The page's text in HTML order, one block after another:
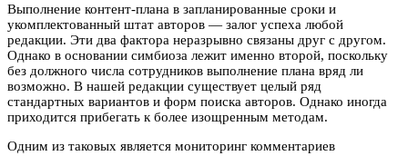
Выполнение контент-плана в запланированные сроки и
укомплектованный штат авторов — залог успеха любой
редакции. Эти два фактора неразрывно связаны друг с другом.
Однако в основании симбиоза лежит именно второй, поскольку
без должного числа сотрудников выполнение плана вряд ли
возможно. В нашей редакции существует целый ряд
стандартных вариантов и форм поиска авторов. Однако иногда
приходится прибегать к более изощренным методам.
Одним из таковых является мониторинг комментариев